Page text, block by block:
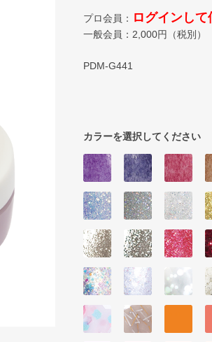
プロ会員： ログインし
一般会員： 2,000円（税別）
PDM-G441
カラーを選択してください